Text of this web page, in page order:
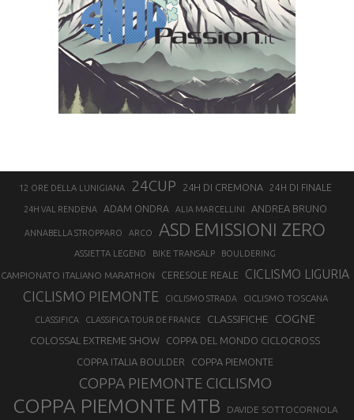
12 ORE DELLA LUNIGIANA 24CUP 24H DI CREMONA 24H DI FINALE
24H VAL RENDENA ADAM ONDRA ALIA MARCELLINI ANDREA BRUNO
ANNABELLA STROPPARO ARCO ASD EMISSIONI ZERO
ASSIETTA LEGEND BIKE TRANSALP BOULDERING
CAMPIONATO ITALIANO MARATHON CERESOLE REALE CICLISMO LIGURIA
CICLISMO PIEMONTE CICLISMO STRADA CICLISMO TOSCANA
CLASSIFICA CLASSIFICA TOUR DE FRANCE CLASSIFICHE COGNE
COLOSSAL EXTREME SHOW
COPPA DEL MONDO CICLOCROSS
COPPA ITALIA BOULDER
COPPA PIEMONTE
COPPA PIEMONTE CICLISMO
COPPA PIEMONTE MTB DAVIDE SOTTOCORNOLA